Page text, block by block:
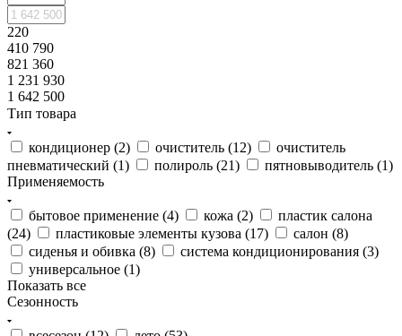
220
410 790
821 360
1 231 930
1 642 500
Тип товара
кондиционер (2) очиститель (12)
очиститель
пневматический (1) полироль (21) пятновыводитель (1)
Применяемость
бытовое применение (4) кожа (2)
пластик салона
(24) пластиковые элементы кузова (17) салон (8)
сиденья и обивка (8) система кондиционирования (3)
универсальное (1)
Показать все
Сезонность